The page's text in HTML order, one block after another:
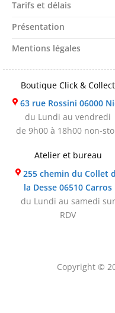
Tarifs et délais
Présentation
Mentions légales
Boutique Click & Collect
63 rue Rossini 06000
du Lundi au vendredi
de 9h00 à 18h00 non-
Atelier et bureau
255 chemin du Collet
la Desse 06510 Carros
du Lundi au samedi sur
RDV
Copyright ©